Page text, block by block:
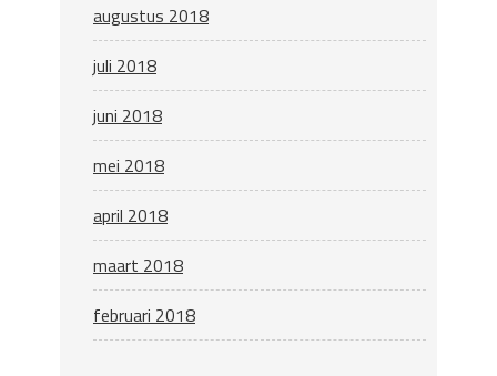
augustus 2018
juli 2018
juni 2018
mei 2018
april 2018
maart 2018
februari 2018